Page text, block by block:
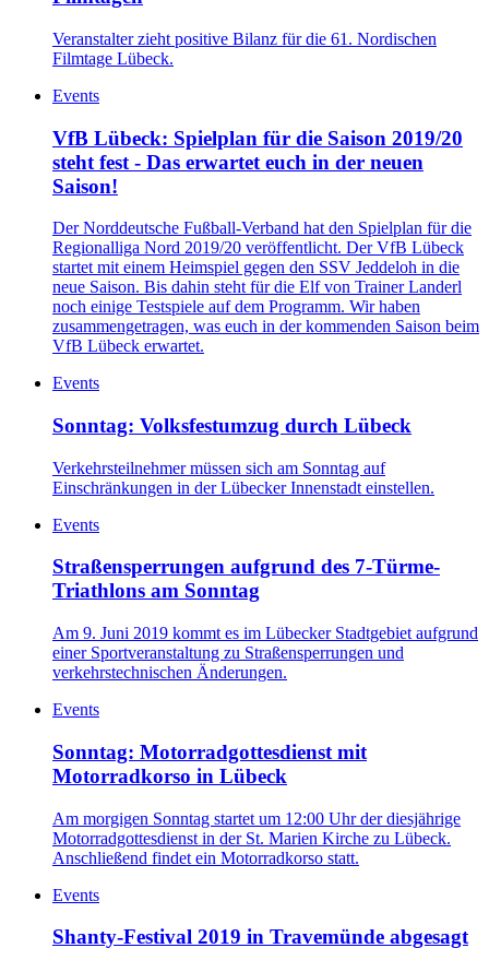
Veranstalter zieht positive Bilanz für die 61. Nordischen
Filmtage Lübeck.
Events
VfB Lübeck: Spielplan für die Saison 2019/20
steht fest - Das erwartet euch in der neuen
Saison!
Der Norddeutsche Fußball-Verband hat den Spielplan für die
Regionalliga Nord 2019/20 veröffentlicht. Der VfB Lübeck
startet mit einem Heimspiel gegen den SSV Jeddeloh in die
neue Saison. Bis dahin steht für die Elf von Trainer Landerl
noch einige Testspiele auf dem Programm. Wir haben
zusammengetragen, was euch in der kommenden Saison beim
VfB Lübeck erwartet.
Events
Sonntag: Volksfestumzug durch Lübeck
Verkehrsteilnehmer müssen sich am Sonntag auf
Einschränkungen in der Lübecker Innenstadt einstellen.
Events
Straßensperrungen aufgrund des 7-Türme-
Triathlons am Sonntag
Am 9. Juni 2019 kommt es im Lübecker Stadtgebiet aufgrund
einer Sportveranstaltung zu Straßensperrungen und
verkehrstechnischen Änderungen.
Events
Sonntag: Motorradgottesdienst mit
Motorradkorso in Lübeck
Am morgigen Sonntag startet um 12:00 Uhr der diesjährige
Motorradgottesdienst in der St. Marien Kirche zu Lübeck.
Anschließend findet ein Motorradkorso statt.
Events
Shanty-Festival 2019 in Travemünde abgesagt